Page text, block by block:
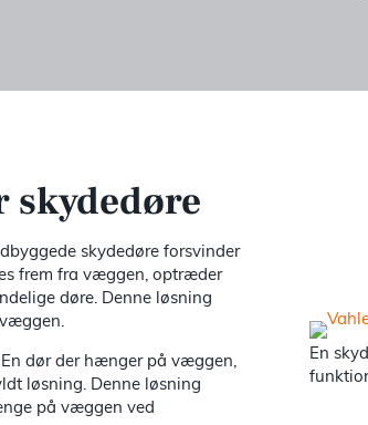
skydedøre
skydedøre forsvinder
frem fra væggen, optræder
døre. Denne løsning
En dør der hænger på væggen,
løsning. Denne løsning
på væggen ved
En